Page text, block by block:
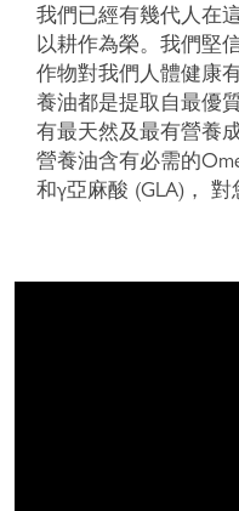
我們已經有幾代人在
以耕作為榮。我們堅
作物對我們人體健康
養油都是提取自最優
有最天然及最有營養
營養油含有必需的
和γ亞麻酸 (GLA)， 對